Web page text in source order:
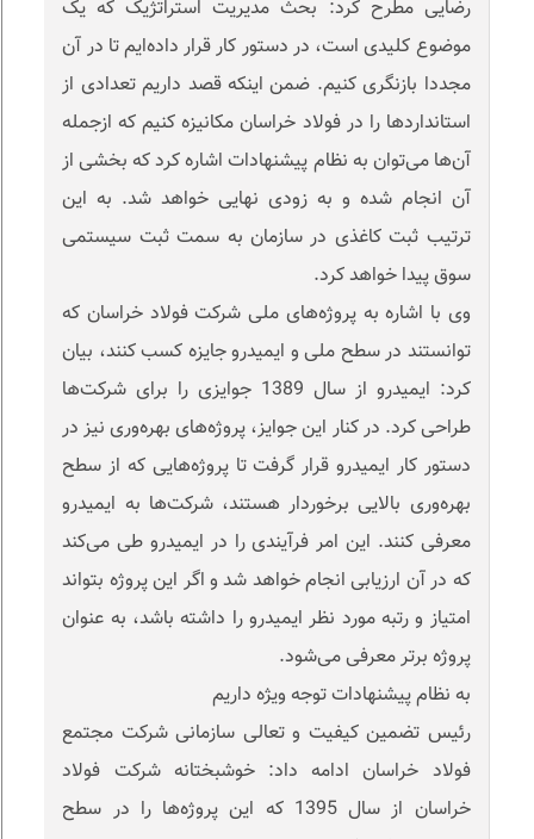
رضایی مطرح کرد: بحث مدیریت استراتژیک که یک
موضوع کلیدی است، در دستور کار قرار داده‌ایم تا در آن
مجددا بازنگری کنیم. ضمن اینکه قصد داریم تعدادی از
استانداردها را در فولاد خراسان مکانیزه کنیم که ازجمله
آن‌ها می‌توان به نظام پیشنهادات اشاره کرد که بخشی از
آن انجام شده و به زودی نهایی خواهد شد. به این
ترتیب ثبت کاغذی در سازمان به سمت ثبت سیستمی
سوق پیدا خواهد کرد.
وی با اشاره به پروژه‌های ملی شرکت فولاد خراسان که
توانستند در سطح ملی و ایمیدرو جایزه کسب کنند، بیان
کرد: ایمیدرو از سال 1389 جوایزی را برای شرکت‌ها
طراحی کرد. در کنار این جوایز، پروژه‌های بهره‌وری نیز در
دستور کار ایمیدرو قرار گرفت تا پروژه‌هایی که از سطح
بهره‌وری بالایی برخوردار هستند، شرکت‌ها به ایمیدرو
معرفی کنند. این امر فرآیندی را در ایمیدرو طی می‌کند
که در آن ارزیابی انجام خواهد شد و اگر این پروژه بتواند
امتیاز و رتبه مورد نظر ایمیدرو را داشته باشد، به عنوان
پروژه برتر معرفی می‌شود.
به نظام پیشنهادات توجه ویژه داریم
رئیس تضمین کیفیت و تعالی سازمانی شرکت مجتمع
فولاد خراسان ادامه داد: خوشبختانه شرکت فولاد
خراسان از سال 1395 که این پروژه‌ها را در سطح